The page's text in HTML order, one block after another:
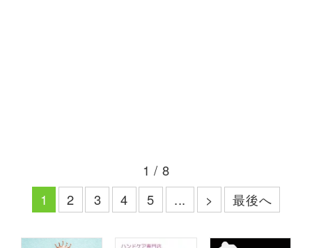
1 / 8
1
2 3 4 5 ... > 最後へ